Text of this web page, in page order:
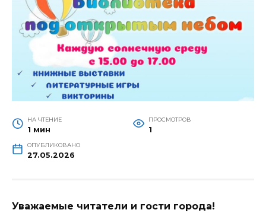
НА ЧТЕНИЕ
1 мин
ПРОСМОТРОВ
1
ОПУБЛИКОВАНО
27.05.2026
Уважаемые читатели и гости города!